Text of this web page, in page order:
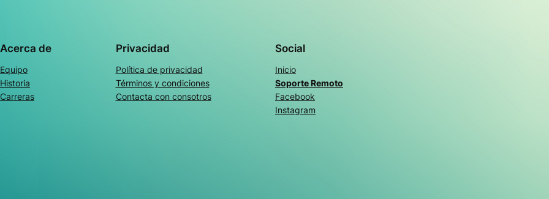
Acerca de
Equipo
Historia
Carreras
Privacidad
Política de privacidad
Términos y condiciones
Contacta con consotros
Social
Inicio
Soporte Remoto
Facebook
Instagram